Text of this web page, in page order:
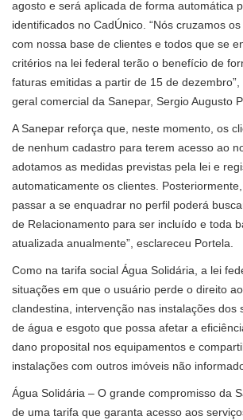
agosto e será aplicada de forma automática
identificados no CadÚnico. “Nós cruzamos
com nossa base de clientes e todos que se
critérios na lei federal terão o benefício de
faturas emitidas a partir de 15 de
geral comercial da Sanepar, Sergio Augusto
A Sanepar reforça que, neste momento, os
de nenhum cadastro para terem acesso ao
adotamos as medidas previstas pela lei e
automaticamente os clientes.
passar a se enquadrar no perfil poderá
de Relacionamento para ser incluído e toda
atualizada anualmente”, esclareceu Portela.
Como na tarifa social Água Solidária, a lei
situações em que o usuário perde o direito
clandestina, intervenção nas instalações dos
de água e esgoto que possa afetar a
dano proposital nos equipamentos e
instalações com outros imóveis não
Água Solidária – O grande compromisso da
de uma tarifa que garanta acesso aos